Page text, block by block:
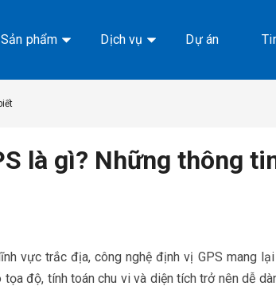
Sản phẩm Dịch vụ Dự án
là gì? Những thông
vực trắc địa, công nghệ định vị GPS mang
tọa độ, tính toán chu vi và diện tích trở nên dễ